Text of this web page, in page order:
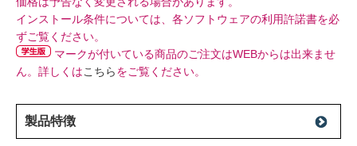
インストール条件については、各ソフトウェアの利用許諾書を必
ずご覧ください。
マークが付いている商品のご注文はWEBからは出来ませ
ん。詳しくはこちらをご覧ください。
製品特徴